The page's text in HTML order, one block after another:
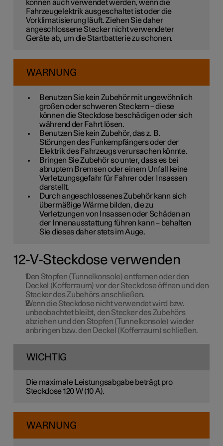
können auch verwendet werden, wenn die
Fahrzeugelektrik ausgeschaltet ist oder die
Vorklimatisierung läuft. Ziehen Sie daher
angeschlossene Stecker nicht verwendeter
Geräte ab, um die Startbatterie zu schonen.
WARNUNG
Benutzen Sie kein Zubehör mit ungewöhnlich
großen oder schweren Steckern – diese
können die Steckdose beschädigen oder sich
während der Fahrt lösen.
Benutzen Sie kein Zubehör, das z. B.
Störungen des Funkempfängers oder der
Elektrik des Fahrzeugs verursachen könnte.
Bringen Sie Zubehör so unter, dass es bei
abruptem Bremsen oder einem Unfall keine
Verletzungsgefahr für Fahrer oder Insassen
darstellt.
Durch angeschlossenes Zubehör kann sich
übermäßige Wärme bilden, die zu
Verletzungen von Insassen oder Schäden an
der Innenausstattung führen kann – behalten
Sie dieses daher stets im Auge.
12-V-Steckdose verwenden
Den Stopfen (Tunnelkonsole) entfernen oder den
Deckel (Kofferraum) vor der Steckdose öffnen und den
Stecker des Zubehörs anschließen.
Wenn die Steckdose nicht verwendet wird bzw.
unbeobachtet bleibt, den Stecker des Zubehörs
abziehen und den Stopfen (Tunnelkonsole) wieder
anbringen bzw. den Deckel (Kofferraum) schließen.
WICHTIG
Die maximale Leistungsabgabe beträgt pro
Steckdose 120 W (10 A).
WARNUNG